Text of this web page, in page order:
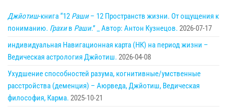
Джйотиш-книга “12 Раши– 12 Пространств жизни. От ощущения к
пониманию. Грахив Раши.” _ Автор: Антон Кузнецов. 2026-07-17
индивидуальная Навигационная карта (НК) на период жизни –
Ведическая астрология Джйотиш. 2026-04-08
Ухудшение способностей разума, когнитивные/умственные
расстройства (деменция) – Аюрведа, Джйотиш, Ведическая
философия, Карма. 2025-10-21